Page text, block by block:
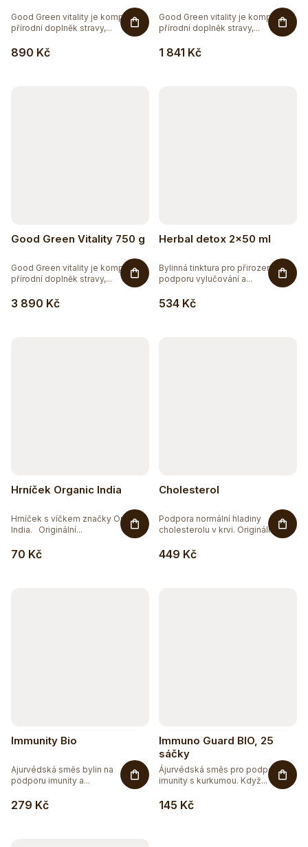
890 Kč
Good Green vitality je komplexní
přírodní doplněk stravy,...
1 841 Kč
Good Green vitality je komplexní
přírodní doplněk stravy,...
Good Green Vitality 750 g
3 890 Kč
Good Green vitality je komplexní
přírodní doplněk stravy,...
Herbal detox 2x50 ml
534 Kč
Bylinná tinktura pro přirozenou
podporu vylučování a...
Hrníček Organic India
70 Kč
Hrníček s víčkem značky Organic
India. Originální...
Cholesterol
449 Kč
Podpora normální hladiny
cholesterolu v krvi. Originální a...
Immunity Bio
279 Kč
Ajurvédská směs bylin na
podporu imunity a...
Immuno Guard BIO, 25
sáčky
145 Kč
Ájurvédská směs pro podporu
imunity s kurkumou. Když...